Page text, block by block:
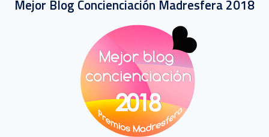
Mejor Blog Concienciación Madresfera 2018